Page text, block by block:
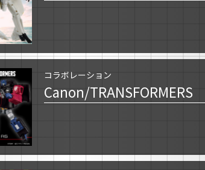
コラボレーション
Canon/TRANSFORMERS